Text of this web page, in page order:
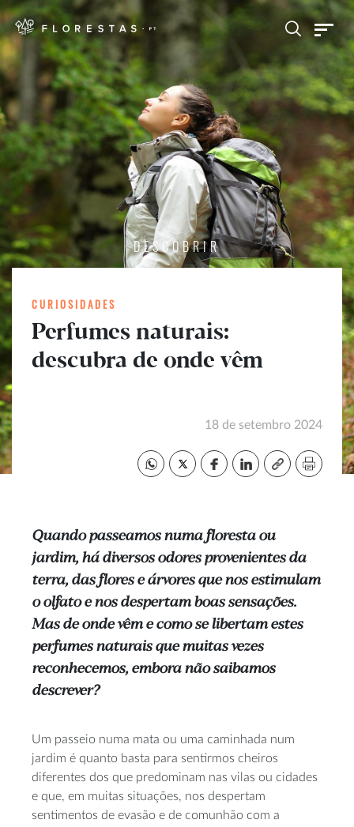
DESCOBRIR
CURIOSIDADES
Perfumes naturais:
descubra de onde vêm
18 de setembro 2024
Quando passeamos numa floresta ou
jardim, há diversos odores provenientes da
terra, das flores e árvores que nos estimulam
o olfato e nos despertam boas sensações.
Mas de onde vêm e como se libertam estes
perfumes naturais que muitas vezes
reconhecemos, embora não saibamos
descrever?
Um passeio numa mata ou uma caminhada num
jardim é quanto basta para sentirmos cheiros
diferentes dos que predominam nas vilas ou cidades
e que, em muitas situações, nos despertam
sentimentos de evasão e de comunhão com a